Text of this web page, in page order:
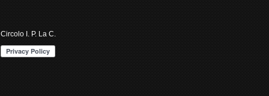
Circolo I. P. La C.